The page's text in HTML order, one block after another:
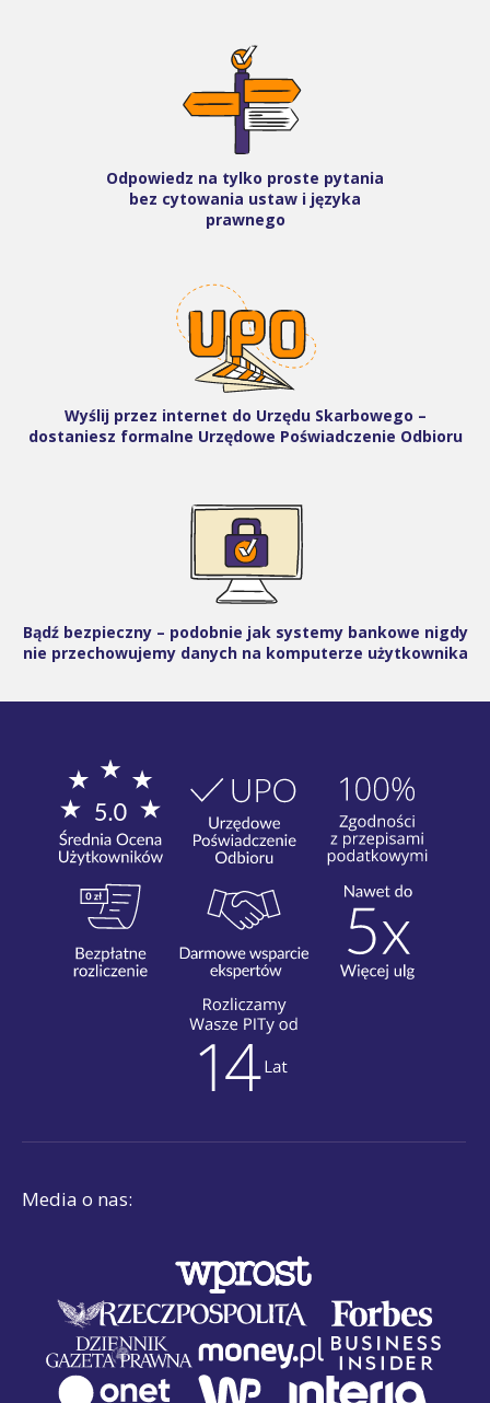
Odpowiedz na tylko proste pytania
bez cytowania ustaw i języka
prawnego
Wyślij przez internet do Urzędu Skarbowego –
dostaniesz formalne Urzędowe Poświadczenie Odbioru
Bądź bezpieczny – podobnie jak systemy bankowe nigdy
nie przechowujemy danych na komputerze użytkownika
Media o nas: